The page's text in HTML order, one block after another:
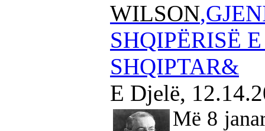
WILSON
SHQIPËRISË
SHQIPTAR&
E Djelë,
Më 8